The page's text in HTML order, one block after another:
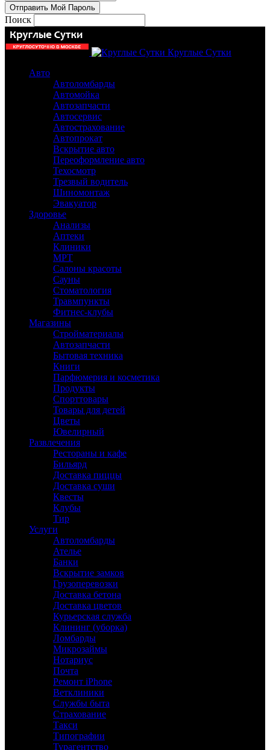
Поиск
Круглые Сутки
Авто
Автоломбарды
Автомойка
Автозапчасти
Автосервис
Автострахование
Автопрокат
Вскрытие авто
Переоформление авто
Техосмотр
Трезвый водитель
Шиномонтаж
Эвакуатор
Здоровье
Анализы
Аптеки
Клиники
МРТ
Салоны красоты
Сауны
Стоматология
Травмпункты
Фитнес-клубы
Магазины
Стройматериалы
Автозапчасти
Бытовая техника
Книги
Парфюмерия и косметика
Продукты
Спорттовары
Товары для детей
Цветы
Ювелирный
Развлечения
Рестораны и кафе
Бильярд
Доставка пиццы
Доставка суши
Квесты
Клубы
Тир
Услуги
Автоломбарды
Ателье
Банки
Вскрытие замков
Грузоперевозки
Доставка бетона
Доставка цветов
Курьерская служба
Клининг (уборка)
Ломбарды
Микрозаймы
Нотариус
Почта
Ремонт iPhone
Ветклиники
Службы быта
Страхование
Такси
Типографии
Турагентство